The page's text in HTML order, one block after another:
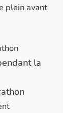
plein avant
la